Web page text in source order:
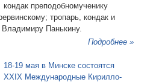
кондак преподобномученику
тропарь, кондак и
Панькину.
Подробнее »
18-19 мая в Минске состоятся
XXIX Международные Кирилло-